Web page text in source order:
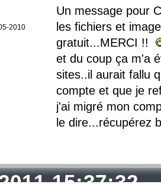
2010
Un message pour
les fichiers et
gratuit...MERCI !!
et du coup ça m'a
sites..il aurait fallu
compte et que je
j'ai migré mon
le dire...récupérez
15:37:32